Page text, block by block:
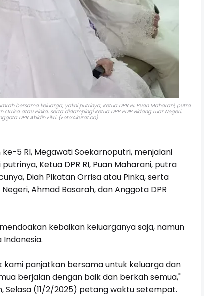
bersama keluarga, yakni putrinya, Ketua DPR RI, Puan Maharani, putra
atau Pinka, serta didampingi Ketua DPP PDIP Bidang Luar Negeri,
DPR Abidin Fikri. (Foto:Akurat.co)
ke-5 RI, Megawati Soekarnoputri, menjalani
Ketua DPR RI, Puan Maharani, putra
Diah Pikatan Orrisa atau Pinka, serta
Ahmad Basarah, dan Anggota DPR
kebaikan keluarganya saja, namun
panjatkan bersama untuk keluarga dan
berjalan dengan baik dan berkah semua,"
Selasa (11/2/2025) petang waktu setempat.